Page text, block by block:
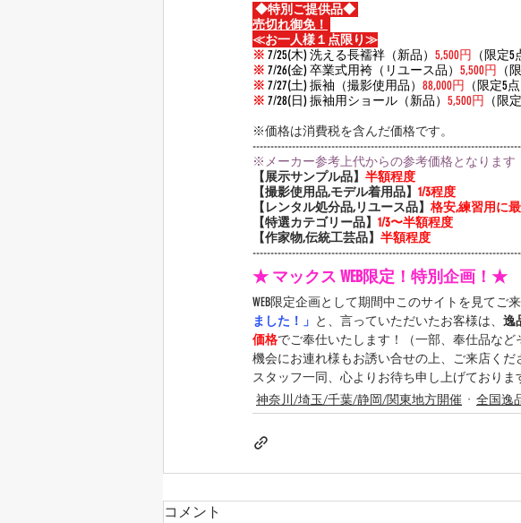
◆特別ご提供品◆
売切れ御免！
≪お一人様１点限り≫
※ 7/25(木) 洗える長襦袢（新品） 5,500円
（限定5
※ 7/26(金) 卒業式用袴（リユース品） 5,500円
（
※ 7/27(土) 振袖（撮影使用品） 88,000円
（限定5点
※ 7/28(日) 振袖用ショール（新品） 5,500円
（限
※価格は消費税を含んだ価格です。
※メーカー参考上代からの参考価格となります
【展示サンプル品】 半額程度
【撮影使用品,モデル着用品】 1/3程度
【レンタル処分品,リユース品】 格安,練習用に
【特選カテゴリー品】 1/3〜半額程度
【作家物,伝統工芸品】 半額程度
★ マックス WEB限定！特別企画！★
WEB限定企画として期間中このサイトを見てご
ました！」 と、言っていただいたお客様は、 逸
価格でご奉仕いたします！（一部、奉仕品な
機会にお連れ様もお誘い合せの上、ご来店くだ
スタッフ一同、心よりお待ち申し上げておりま
神奈川/埼玉/千葉/静岡/関東地方開催 全国逸
コメント